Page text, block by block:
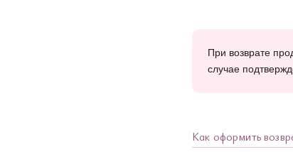
При возврате
случае
Как оформить